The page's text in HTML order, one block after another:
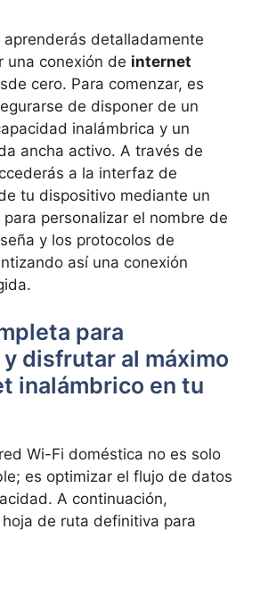
aprenderás detalladamente
una conexión de internet
cero. Para comenzar, es
de disponer de un
inalámbrica y un
ancha activo. A través de
a la interfaz de
tu dispositivo mediante un
personalizar el nombre de
y los protocolos de
así una conexión
para
disfrutar al máximo
inalámbrico en tu
Wi-Fi doméstica no es solo
es optimizar el flujo de datos
A continuación,
de ruta definitiva para